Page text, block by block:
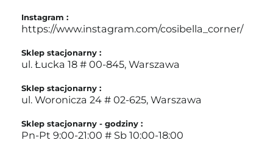
Instagram :
https://www.instagram.com/cosibella_corner/
Sklep stacjonarny :
ul. Łucka 18 # 00-845, Warszawa
Sklep stacjonarny :
ul. Woronicza 24 # 02-625, Warszawa
Sklep stacjonarny - godziny :
Pn-Pt 9:00-21:00 # Sb 10:00-18:00